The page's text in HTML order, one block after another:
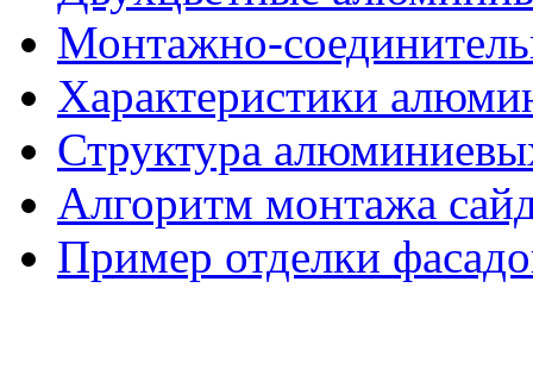
Монтажно-
Характеристики
Структура
Алгоритм монтажа
Пример отделки